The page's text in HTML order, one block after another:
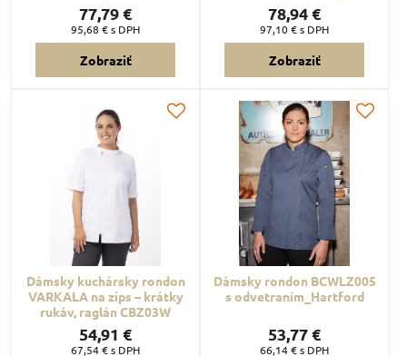
77,79 €
95,68 €s DPH
Zobraziť
78,94 €
97,10 €s DPH
Zobraziť
Dámsky kuchársky rondon
VARKALA na zips – krátky
rukáv, raglán CBZ03W
54,91 €
67,54 €s DPH
Dámsky rondon BCWLZ005
s odvetraním_Hartford
53,77 €
66,14 €s DPH